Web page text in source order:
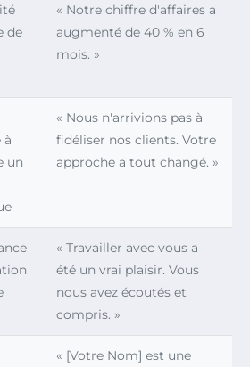
de
« Notre chiffre d'affaires a
augmenté de 40 % en 6
mois. »
à
un
« Nous n'arrivions pas à
fidéliser nos clients. Votre
approche a tout changé. »
« Travailler avec vous a
été un vrai plaisir. Vous
nous avez écoutés et
compris. »
« [Votre Nom] est une